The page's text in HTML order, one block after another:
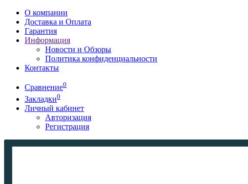
О компании
Доставка и Оплата
Гарантия
Информация
Новости и Обзоры
Политика конфиденциальности
Контакты
Сравнение0
Закладки0
Личный кабинет
Авторизация
Регистрация